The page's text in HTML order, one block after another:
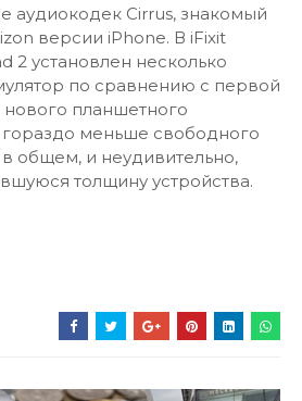
аудиокодек Cirrus, знакомый
версии iPhone. В iFixit
2 установлен несколько
по сравнению с первой
планшетного
меньше свободного
в общем, и неудивительно,
толщину устройства.